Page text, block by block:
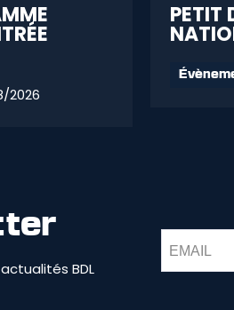
2026
PETIT
BDL